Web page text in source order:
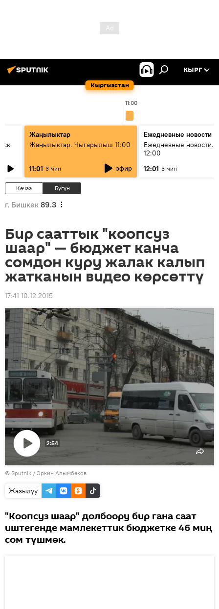
Кыргызстан
КЫРГ
11:00
Жаңылыктар
Жаңылыктар. Чыгарылыш 11:00
11:01 3 мин эфир
Ежедневные новости
Ежедневные новости.
12:00
12:01 3 мин
Кечээ Бүгүн
г. Бишкек 89.3
Бир сааттык "коопсуз
шаар" — бюджет канча
сомдон куру жалак калып
жатканын видео көрсөттү
17:41 10.12.2015
Видеону
көрсөтүү
2:54
© Sputnik / Эркин Алымбеков
Жазылуу
"Коопсуз шаар" долбоору бир гана саат
иштегенде мамлекеттик бюджетке 46 миң
сом түшмөк.